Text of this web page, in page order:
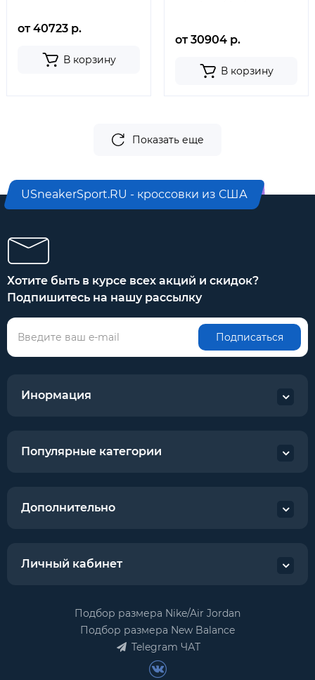
от 40723 р.
В корзину
от 30904 р.
В корзину
Показать еще
USneakerSport.RU - кроссовки из США
Хотите быть в курсе всех акций и скидок?
Подпишитесь на нашу рассылку
Подписаться
Инормация
Популярные категории
Дополнительно
Личный кабинет
Подбор размера Nike/Air Jordan
Подбор размера New Balance
Telegram ЧАТ